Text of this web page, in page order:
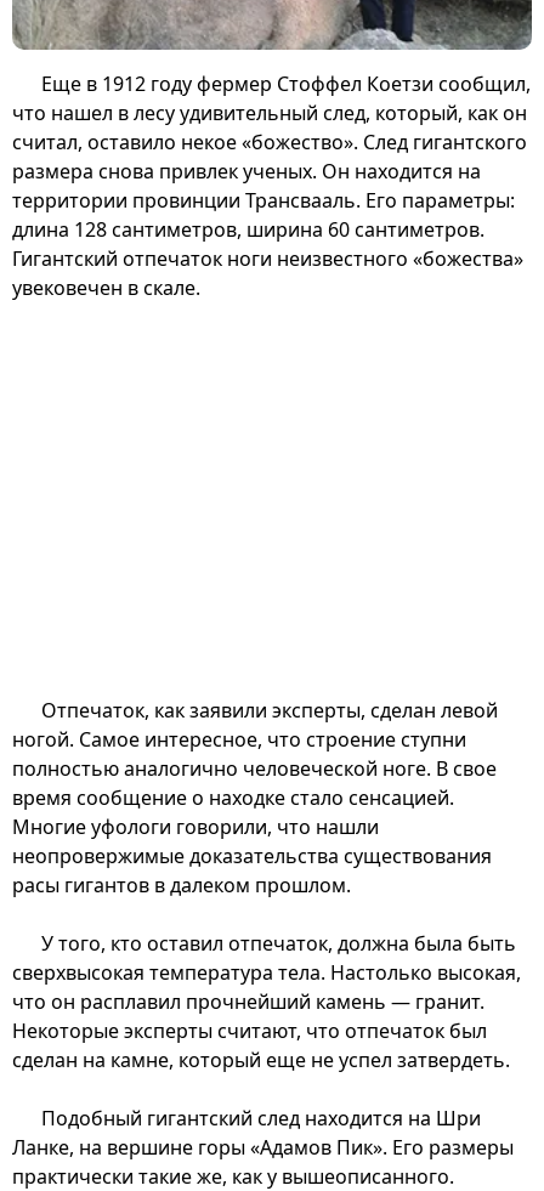
Еще в 1912 году фермер Стоффел Коетзи сообщил,
что нашел в лесу удивительный след, который, как он
считал, оставило некое «божество». След гигантского
размера снова привлек ученых. Он находится на
территории провинции Трансвааль. Его параметры:
длина 128 сантиметров, ширина 60 сантиметров.
Гигантский отпечаток ноги неизвестного «божества»
увековечен в скале.
Отпечаток, как заявили эксперты, сделан левой
ногой. Самое интересное, что строение ступни
полностью аналогично человеческой ноге. В свое
время сообщение о находке стало сенсацией.
Многие уфологи говорили, что нашли
неопровержимые доказательства существования
расы гигантов в далеком прошлом.
У того, кто оставил отпечаток, должна была быть
сверхвысокая температура тела. Настолько высокая,
что он расплавил прочнейший камень — гранит.
Некоторые эксперты считают, что отпечаток был
сделан на камне, который еще не успел затвердеть.
Подобный гигантский след находится на Шри
Ланке, на вершине горы «Адамов Пик». Его размеры
практически такие же, как у вышеописанного.